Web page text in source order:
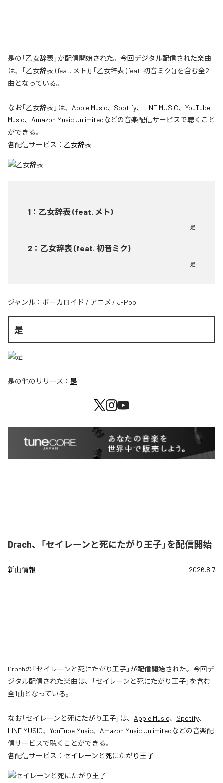
是の「乙女辞表」が配信開始された。今回デジタル配信された楽曲
は、「乙女辞表 (feat. メト)」「乙女辞表 (feat. 初音ミク)」を含む全2
曲となっている。
なお「乙女辞表 」は、 Apple Music、 Spotify、 LINE MUSIC、 YouTube
Music、 Amazon Music Unlimitedなどの音楽配信サービスで聴くこと
ができる。
各配信サービス： 乙女辞表
1 ： 乙女辞表 (feat. メト)
是
2 ： 乙女辞表 (feat. 初音ミク)
是
ジャンル： ボーカロイド / アニメ / J-Pop
是
是の他のリリース： 是
Drach、「セイレーンと死にたがり王子」を配信開始
新曲情報 2026.8.7
Drachの「セイレーンと死にたがり王子」が配信開始された。今回デ
ジタル配信された楽曲は、「セイレーンと死にたがり王子」を含む
全1曲となっている。
なお「セイレーンと死にたがり王子」は、 Apple Music、 Spotify、
LINE MUSIC、 YouTube Music、 Amazon Music Unlimitedなどの音楽配
信サービスで聴くことができる。
各配信サービス： セイレーンと死にたがり王子